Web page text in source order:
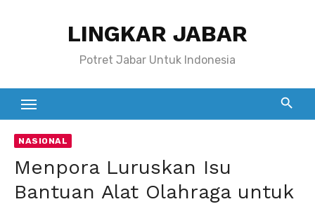
LINGKAR JABAR
Potret Jabar Untuk Indonesia
NASIONAL
Menpora Luruskan Isu
Bantuan Alat Olahraga untuk